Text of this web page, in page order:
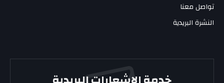
تواصل معنا
النشرة البريدية